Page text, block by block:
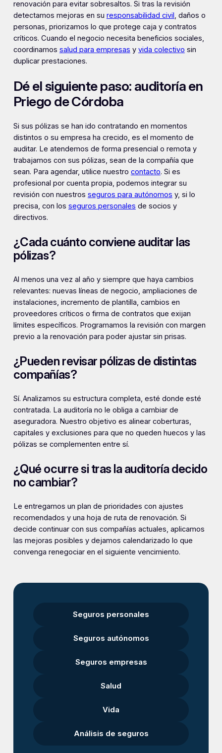
renovación para evitar sobresaltos. Si tras la revisión
detectamos mejoras en su responsabilidad civil , daños o
personas, priorizamos lo que protege caja y contratos
críticos. Cuando el negocio necesita beneficios sociales,
coordinamos salud para empresas y vida colectivo sin
duplicar prestaciones.
Dé el siguiente paso: auditoría en
Priego de Córdoba
Si sus pólizas se han ido contratando en momentos
distintos o su empresa ha crecido, es el momento de
auditar. Le atendemos de forma presencial o remota y
trabajamos con sus pólizas, sean de la compañía que
sean. Para agendar, utilice nuestro contacto. Si es
profesional por cuenta propia, podemos integrar su
revisión con nuestros seguros para autónomos y, si lo
precisa, con los seguros personales de socios y
directivos.
¿Cada cuánto conviene auditar las
pólizas?
Al menos una vez al año y siempre que haya cambios
relevantes: nuevas líneas de negocio, ampliaciones de
instalaciones, incremento de plantilla, cambios en
proveedores críticos o firma de contratos que exijan
límites específicos. Programamos la revisión con margen
previo a la renovación para poder ajustar sin prisas.
¿Pueden revisar pólizas de distintas
compañías?
Sí. Analizamos su estructura completa, esté donde esté
contratada. La auditoría no le obliga a cambiar de
aseguradora. Nuestro objetivo es alinear coberturas,
capitales y exclusiones para que no queden huecos y las
pólizas se complementen entre sí.
¿Qué ocurre si tras la auditoría decido
no cambiar?
Le entregamos un plan de prioridades con ajustes
recomendados y una hoja de ruta de renovación. Si
decide continuar con sus compañías actuales, aplicamos
las mejoras posibles y dejamos calendarizado lo que
convenga renegociar en el siguiente vencimiento.
Seguros personales
Seguros autónomos
Seguros empresas
Salud
Vida
Análisis de seguros